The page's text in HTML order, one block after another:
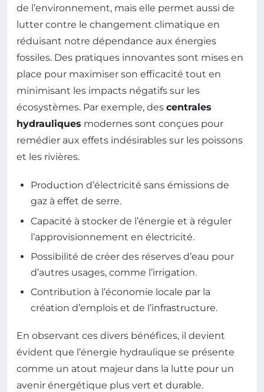
de l’environnement, mais elle permet aussi de
lutter contre le changement climatique en
réduisant notre dépendance aux énergies
fossiles. Des pratiques innovantes sont mises en
place pour maximiser son efficacité tout en
minimisant les impacts négatifs sur les
écosystèmes. Par exemple, des centrales
hydrauliques modernes sont conçues pour
remédier aux effets indésirables sur les poissons
et les rivières.
Production d’électricité sans émissions de
gaz à effet de serre.
Capacité à stocker de l’énergie et à réguler
l’approvisionnement en électricité.
Possibilité de créer des réserves d’eau pour
d’autres usages, comme l’irrigation.
Contribution à l’économie locale par la
création d’emplois et de l’infrastructure.
En observant ces divers bénéfices, il devient
évident que l’énergie hydraulique se présente
comme un atout majeur dans la lutte pour un
avenir énergétique plus vert et durable.